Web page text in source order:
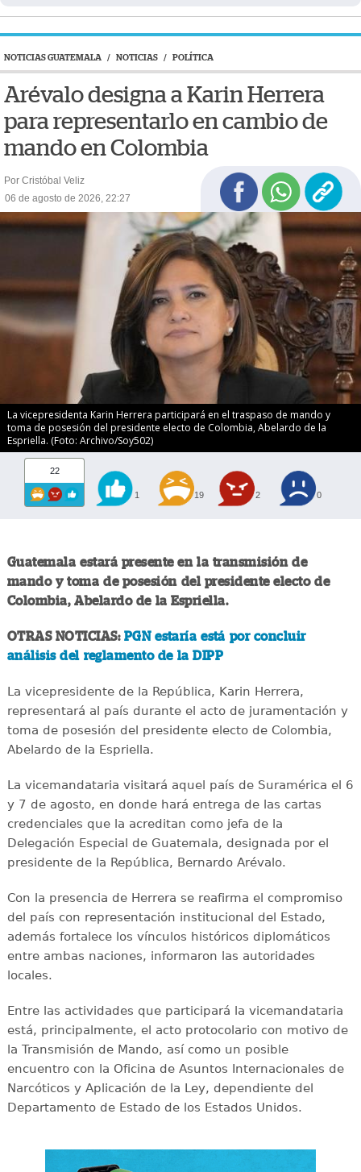
NOTICIAS GUATEMALA / NOTICIAS / POLÍTICA
Arévalo designa a Karin Herrera
para representarlo en cambio de
mando en Colombia
Por Cristóbal Veliz
06 de agosto de 2026, 22:27
La vicepresidenta Karin Herrera participará en el traspaso de mando y
toma de posesión del presidente electo de Colombia, Abelardo de la
Espriella. (Foto: Archivo/Soy502)
22
1 19 2 0
Guatemala estará presente en la transmisión de
mando y toma de posesión del presidente electo de
Colombia, Abelardo de la Espriella.
OTRAS NOTICIAS: PGN estaría está por concluir
análisis del reglamento de la DIPP
La vicepresidente de la República, Karin Herrera,
representará al país durante el acto de juramentación y
toma de posesión del presidente electo de Colombia,
Abelardo de la Espriella.
La vicemandataria visitará aquel país de Suramérica el 6
y 7 de agosto, en donde hará entrega de las cartas
credenciales que la acreditan como jefa de la
Delegación Especial de Guatemala, designada por el
presidente de la República, Bernardo Arévalo.
Con la presencia de Herrera se reafirma el compromiso
del país con representación institucional del Estado,
además fortalece los vínculos históricos diplomáticos
entre ambas naciones, informaron las autoridades
locales.
Entre las actividades que participará la vicemandataria
está, principalmente, el acto protocolario con motivo de
la Transmisión de Mando, así como un posible
encuentro con la Oficina de Asuntos Internacionales de
Narcóticos y Aplicación de la Ley, dependiente del
Departamento de Estado de los Estados Unidos.